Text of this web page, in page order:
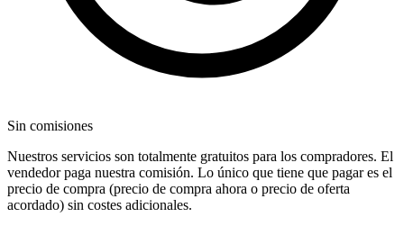
Sin comisiones
Nuestros servicios son totalmente gratuitos para los compradores. El
vendedor paga nuestra comisión. Lo único que tiene que pagar es el
precio de compra (precio de compra ahora o precio de oferta
acordado) sin costes adicionales.